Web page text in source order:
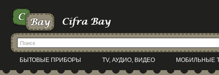
БЫТОВЫЕ ПРИБОРЫ TV, АУДИО, ВИДЕО МОБИЛЬНЫЕ